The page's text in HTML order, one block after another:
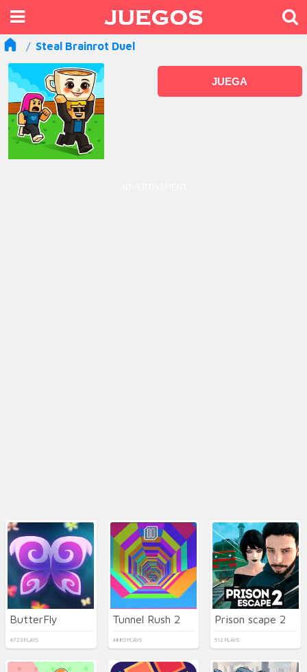
Steal Brainrot Duel
JUEGA
ButterFly
4723 PLAYS
Tunnel Rush 2
4880 PLAYS
Prison scape 2
512 PLAYS